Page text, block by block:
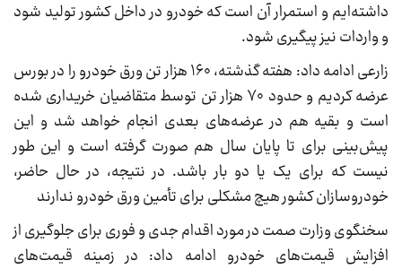
داشته‌ایم و استمرار آن است که خودرو در داخل کشور تولید شود
و واردات نیز پیگیری شود.
زارعی ادامه داد: هفته گذشته، ۱۶۰ هزار تن ورق خودرو را در بورس
عرضه کردیم و حدود ۷۰ هزار تن توسط متقاضیان خریداری شده
است و بقیه هم در عرضه‌های بعدی انجام خواهد شد و این
پیش‌بینی برای تا پایان سال هم صورت گرفته است و این طور
نیست که برای یک یا دو بار باشد. در نتیجه، در حال حاضر،
خودروسازان کشور هیچ مشکلی برای تأمین ورق خودرو ندارند
سخنگوی وزارت صمت در مورد اقدام جدی و فوری برای جلوگیری از
افزایش قیمت‌های خودرو ادامه داد: در زمینه قیمت‌های